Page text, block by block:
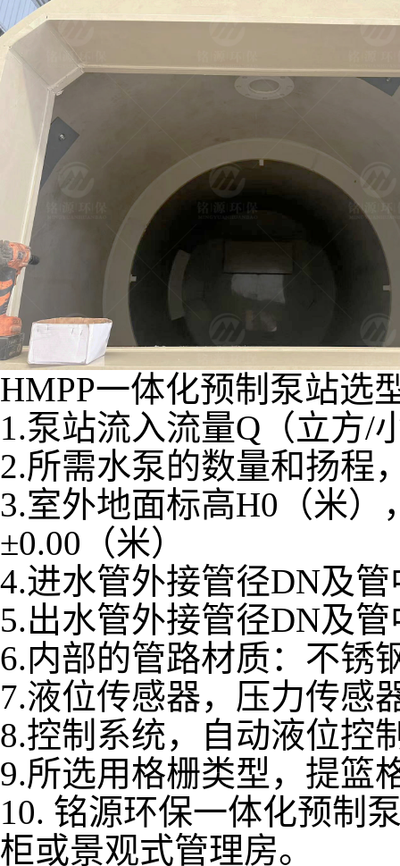
HMPP一体化预制泵站选
1.泵站流入流量Q（立方/
2.所需水泵的数量和扬程
3.室外地面标高H0（米）
±0.00（米）
4.进水管外接管径DN及
5.出水管外接管径DN及
6.内部的管路材质：不锈
7.液位传感器，压力传感
8.控制系统，自动液位控
9.所选用格栅类型，提篮
10. 铭源环保一体化预制
柜或景观式管理房。